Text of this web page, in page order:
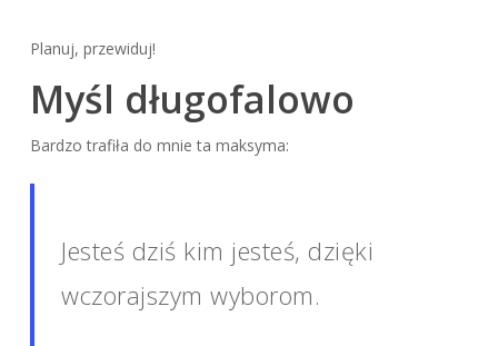
Planuj, przewiduj!
Myśl długofalowo
Bardzo trafiła do mnie ta maksyma:
Jesteś dziś kim jesteś, dzięki
wczorajszym wyborom.